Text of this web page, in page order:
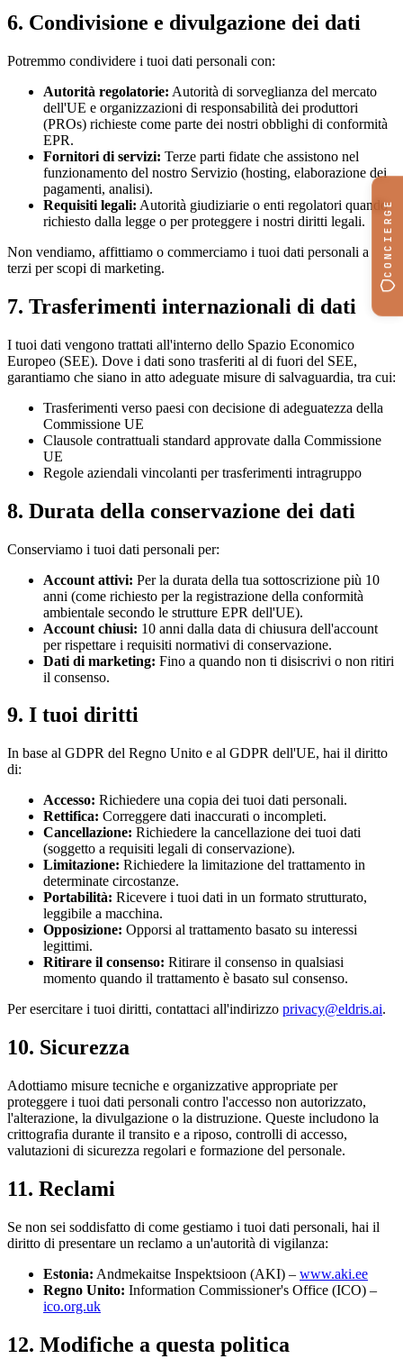
6. Condivisione e divulgazione dei dati
Potremmo condividere i tuoi dati personali con:
Autorità regolatorie: Autorità di sorveglianza del mercato
dell'UE e organizzazioni di responsabilità dei produttori
(PROs) richieste come parte dei nostri obblighi di conformità
EPR.
Fornitori di servizi: Terze parti fidate che assistono nel
funzionamento del nostro Servizio (hosting, elaborazione dei
pagamenti, analisi).
Requisiti legali: Autorità giudiziarie o enti regolatori quando
richiesto dalla legge o per proteggere i nostri diritti legali.
Non vendiamo, affittiamo o commerciamo i tuoi dati personali a
terzi per scopi di marketing.
7. Trasferimenti internazionali di dati
I tuoi dati vengono trattati all'interno dello Spazio Economico
Europeo (SEE). Dove i dati sono trasferiti al di fuori del SEE,
garantiamo che siano in atto adeguate misure di salvaguardia, tra cui:
Trasferimenti verso paesi con decisione di adeguatezza della
Commissione UE
Clausole contrattuali standard approvate dalla Commissione
UE
Regole aziendali vincolanti per trasferimenti intragruppo
8. Durata della conservazione dei dati
Conserviamo i tuoi dati personali per:
Account attivi: Per la durata della tua sottoscrizione più 10
anni (come richiesto per la registrazione della conformità
ambientale secondo le strutture EPR dell'UE).
Account chiusi: 10 anni dalla data di chiusura dell'account
per rispettare i requisiti normativi di conservazione.
Dati di marketing: Fino a quando non ti disiscrivi o non ritiri
il consenso.
9. I tuoi diritti
In base al GDPR del Regno Unito e al GDPR dell'UE, hai il diritto
di:
Accesso: Richiedere una copia dei tuoi dati personali.
Rettifica: Correggere dati inaccurati o incompleti.
Cancellazione: Richiedere la cancellazione dei tuoi dati
(soggetto a requisiti legali di conservazione).
Limitazione: Richiedere la limitazione del trattamento in
determinate circostanze.
Portabilità: Ricevere i tuoi dati in un formato strutturato,
leggibile a macchina.
Opposizione: Opporsi al trattamento basato su interessi
legittimi.
Ritirare il consenso: Ritirare il consenso in qualsiasi
momento quando il trattamento è basato sul consenso.
Per esercitare i tuoi diritti, contattaci all'indirizzo privacy@eldris.ai.
10. Sicurezza
Adottiamo misure tecniche e organizzative appropriate per
proteggere i tuoi dati personali contro l'accesso non autorizzato,
l'alterazione, la divulgazione o la distruzione. Queste includono la
crittografia durante il transito e a riposo, controlli di accesso,
valutazioni di sicurezza regolari e formazione del personale.
11. Reclami
Se non sei soddisfatto di come gestiamo i tuoi dati personali, hai il
diritto di presentare un reclamo a un'autorità di vigilanza:
Estonia: Andmekaitse Inspektsioon (AKI) – www.aki.ee
Regno Unito: Information Commissioner's Office (ICO) –
ico.org.uk
12. Modifiche a questa politica
CONCIERGE